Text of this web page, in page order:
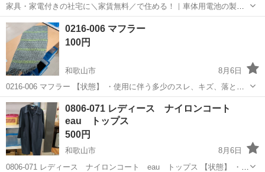
家具・家電付きの社宅に＼家賃無料／で住める！｜車体用電池の製造
｜未経験から月収例32万円♪｜さらに【年間休日130日】！ 人気の工場
のお仕事 ◇車体用電池の製造◇ 機械の操作、部品のセッティング、検
査、清掃業務など。 ...
兵庫 姫路市
0216-006 マフラー
100円
和歌山市
8月6日
0216-006 マフラー 【状態】 ・使用に伴う多少のスレ、キズ、落とし
きれない汚れなどございます ・詳細は現地でご確認ください ・お値引
きは出来かねますのでご了承願います ※中古品のため、状態について
は...
和歌山 和歌山市 服/ファッション
0806-071 レディース ナイロンコート
eau トップス
500円
和歌山市
8月6日
0806-071 レディース ナイロンコート eau トップス 【状態】 ・使